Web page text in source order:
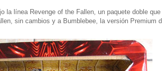
la línea Revenge of the Fallen, un paquete doble
sin cambios y a Bumblebee, la versión Premium